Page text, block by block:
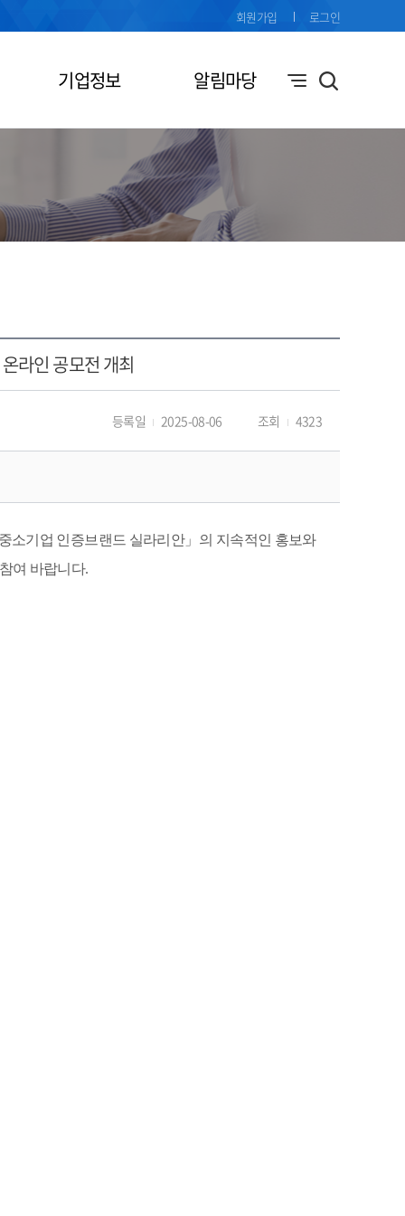
기업정보 알림마당
회원가입 로그인
라인 공모전 개최
등록일 2025-08-06 조회 4323
소기업 인증브랜드 실라리안」 의 지속적인 홍보와
여 바랍니다.